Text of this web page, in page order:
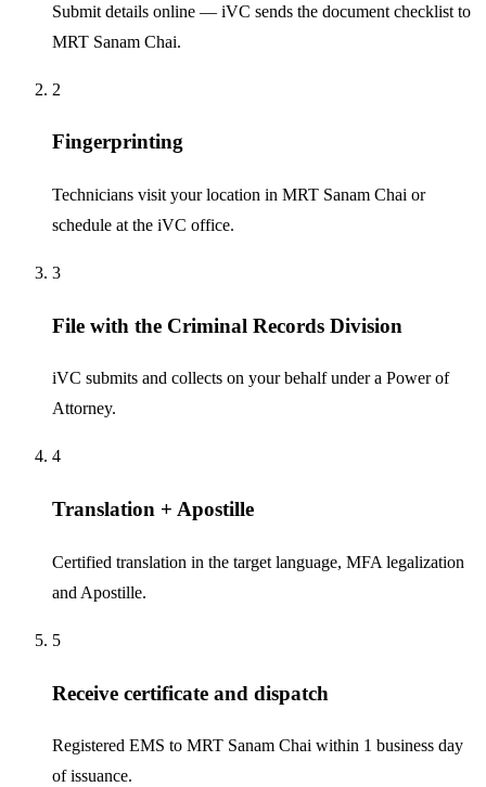
Submit details online — iVC sends the document checklist to
MRT Sanam Chai.
2
Fingerprinting
Technicians visit your location in MRT Sanam Chai or
schedule at the iVC office.
3
File with the Criminal Records Division
iVC submits and collects on your behalf under a Power of
Attorney.
4
Translation + Apostille
Certified translation in the target language, MFA legalization
and Apostille.
5
Receive certificate and dispatch
Registered EMS to MRT Sanam Chai within 1 business day
of issuance.